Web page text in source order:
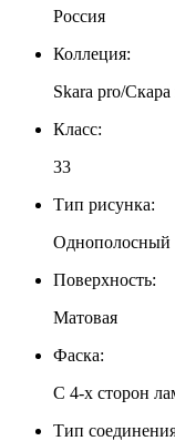
Россия
Коллеция:
Skara pro/
Класс:
33
Тип рисунка:
Однополосный
Поверхность:
Матовая
Фаска:
С 4-x сторон
Тип